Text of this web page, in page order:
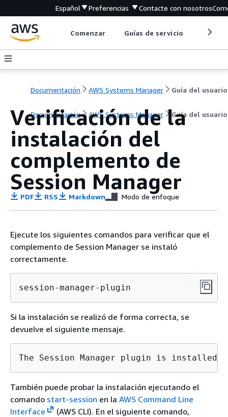
Español Preferencias Contacte con nosotros
Comenzar Guías de servicio
Documentación AWS Systems Manager Guía del usuario
Documentación AWS Systems Manager Guía del usuario
Verificación de la
instalación del
complemento de
Session Manager
PDF RSS Markdown Modo de enfoque
Ejecute los siguientes comandos para verificar que el
complemento de Session Manager se instaló
correctamente.
session-manager-plugin
Si la instalación se realizó de forma correcta, se
devuelve el siguiente mensaje.
The Session Manager plugin is installed
También puede probar la instalación ejecutando el
comando start-session en la AWS Command Line
Interface
(AWS CLI). En el siguiente comando,